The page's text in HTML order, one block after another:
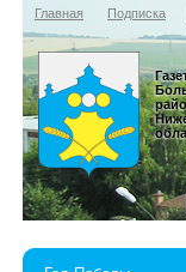
Главная Подписка